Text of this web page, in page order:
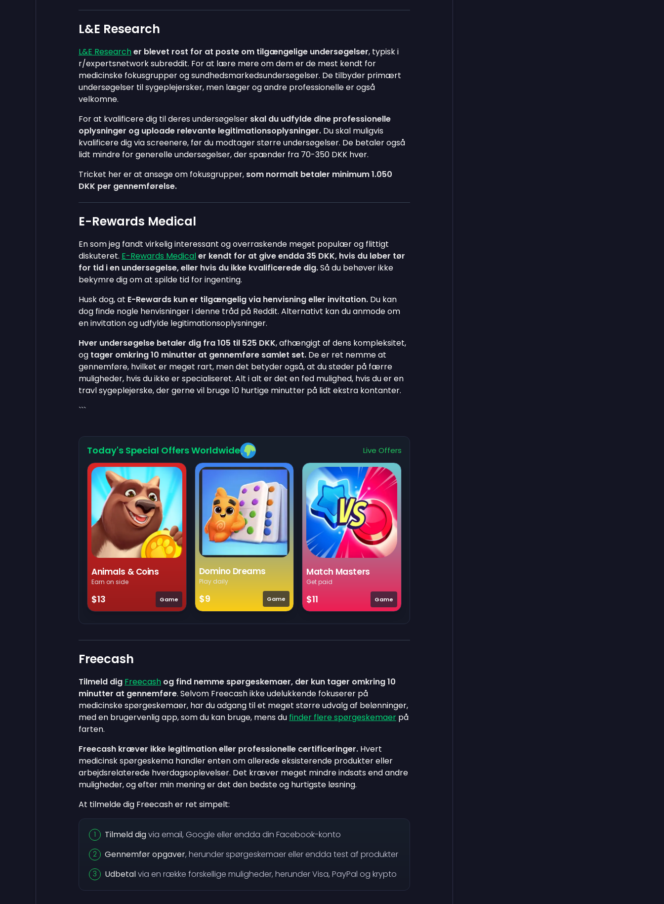
L&E Research
L&E Researcher blevet rost for at poste om tilgængelige undersøgelser, typisk i
r/expertsnetwork subreddit. For at lære mere om dem er de mest kendt for
medicinske fokusgrupper og sundhedsmarkedsundersøgelser. De tilbyder primært
undersøgelser til sygeplejersker, men læger og andre professionelle er også
velkomne.
For at kvalificere dig til deres undersøgelser skal du udfylde dine professionelle
oplysninger og uploade relevante legitimationsoplysninger. Du skal muligvis
kvalificere dig via screenere, før du modtager større undersøgelser. De betaler også
lidt mindre for generelle undersøgelser, der spænder fra 70-350 DKK hver.
Tricket her er at ansøge om fokusgrupper, som normalt betaler minimum 1.050
DKK per gennemførelse.
E-Rewards Medical
En som jeg fandt virkelig interessant og overraskende meget populær og flittigt
diskuteret. E-Rewards Medicaler kendt for at give endda 35 DKK, hvis du løber tør
for tid i en undersøgelse, eller hvis du ikke kvalificerede dig.Så du behøver ikke
bekymre dig om at spilde tid for ingenting.
Husk dog, at E-Rewards kun er tilgængelig via henvisning eller invitation. Du kan
dog finde nogle henvisninger i denne tråd på Reddit. Alternativt kan du anmode om
en invitation og udfylde legitimationsoplysninger.
Hver undersøgelse betaler dig fra 105 til 525 DKK, afhængigt af dens kompleksitet,
og tager omkring 10 minutter at gennemføre samlet set. De er ret nemme at
gennemføre, hvilket er meget rart, men det betyder også, at du støder på færre
muligheder, hvis du ikke er specialiseret. Alt i alt er det en fed mulighed, hvis du er en
travl sygeplejerske, der gerne vil bruge 10 hurtige minutter på lidt ekstra kontanter.
```
Today's Special Offers Worldwide Live Offers
Animals & Coins
Earn on side
$13 Game
Domino Dreams
Play daily
$9 Game
Match Masters
Get paid
$11 Game
Freecash
Tilmeld dig Freecash og find nemme spørgeskemaer, der kun tager omkring 10
minutter at gennemføre. Selvom Freecash ikke udelukkende fokuserer på
medicinske spørgeskemaer, har du adgang til et meget større udvalg af belønninger,
med en brugervenlig app, som du kan bruge, mens du finder flere spørgeskemaer på
farten.
Freecash kræver ikke legitimation eller professionelle certificeringer. Hvert
medicinsk spørgeskema handler enten om allerede eksisterende produkter eller
arbejdsrelaterede hverdagsoplevelser. Det kræver meget mindre indsats end andre
muligheder, og efter min mening er det den bedste og hurtigste løsning.
At tilmelde dig Freecash er ret simpelt:
Tilmeld digvia email, Google eller endda din Facebook-konto
Gennemfør opgaver, herunder spørgeskemaer eller endda test af produkter
Udbetalvia en række forskellige muligheder, herunder Visa, PayPal og krypto